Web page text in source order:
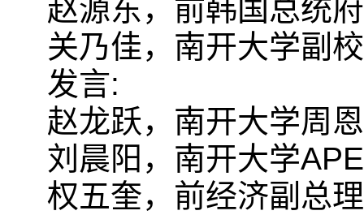
赵源东，前韩国总统
关乃佳，南开大学副
发言:
赵龙跃，南开大学周
刘晨阳，南开大学
权五奎，前经济副总